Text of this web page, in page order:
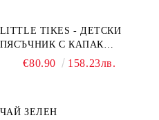
LITTLE TIKES - ДЕТСКИ
ПЯСЪЧНИК С КАПАК
TURTLE€80.90 158.23лв.
ЧАЙ ЗЕЛЕН